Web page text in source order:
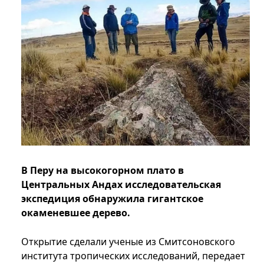
В Перу на высокогорном плато в
Центральных Андах исследовательская
экспедиция обнаружила гигантское
окаменевшее дерево.
Открытие сделали ученые из Смитсоновского
института тропических исследований, передает